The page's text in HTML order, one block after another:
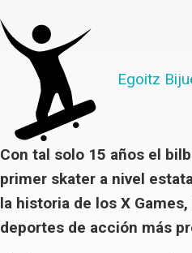
Egoitz
Con tal solo 15 años el
primer skater a nivel
la historia de los X
deportes de acción más